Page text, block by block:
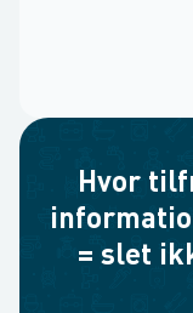
Hvor
= slet